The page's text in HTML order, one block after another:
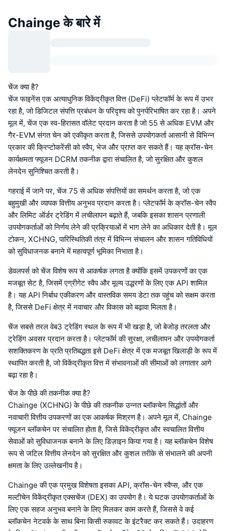
Chainge के बारे में
चेंज क्या है?
चेंज फाइनेंस एक अत्याधुनिक विकेंद्रीकृत वित्त (DeFi) प्लेटफॉर्म के रूप में उभर
रहा है, जो डिजिटल संपत्ति प्रबंधन के परिदृश्य को पुनर्परिभाषित कर रहा है। अपने
मूल में, चेंज एक स्व-हिरासत वॉलेट प्रदान करता है जो 55 से अधिक EVM और
गैर-EVM संगत चेन को एकीकृत करता है, जिससे उपयोगकर्ता आसानी से विभिन्न
प्रकार की क्रिप्टोकरेंसी को स्वैप, भेज और प्राप्त कर सकते हैं। यह क्रॉस-चेन
कार्यक्षमता फ्यूजन DCRM तकनीक द्वारा संचालित है, जो सुरक्षित और कुशल
लेनदेन सुनिश्चित करती है।
गहराई में जाने पर, चेंज 75 से अधिक संपत्तियों का समर्थन करता है, जो एक
बहुमुखी और व्यापक वित्तीय अनुभव प्रदान करता है। प्लेटफॉर्म के क्रॉस-चेन स्वैप
और लिमिट ऑर्डर ट्रेडिंग में लचीलापन बढ़ाते हैं, जबकि इसका शासन प्रणाली
उपयोगकर्ताओं को निर्णय लेने की प्रक्रियाओं में भाग लेने का अधिकार देती है। मूल
टोकन, XCHNG, पारिस्थितिकी तंत्र में विभिन्न संचालन और शासन गतिविधियों
को सुविधाजनक बनाने में महत्वपूर्ण भूमिका निभाता है।
डेवलपर्स को चेंज विशेष रूप से आकर्षक लगता है क्योंकि इसमें उपकरणों का एक
मजबूत सेट है, जिसमें एग्रीगेट स्वैप और मूल्य उद्धरणों के लिए एक API शामिल
है। यह API निर्बाध एकीकरण और वास्तविक समय डेटा तक पहुंच को सक्षम करता
है, जिससे DeFi क्षेत्र में नवाचार और विकास को बढ़ावा मिलता है।
चेंज सबसे तरल वेब3 ट्रेडिंग स्थल के रूप में भी खड़ा है, जो बेजोड़ तरलता और
ट्रेडिंग अवसर प्रदान करता है। प्लेटफॉर्म की सुरक्षा, लचीलापन और उपयोगकर्ता
सशक्तिकरण के प्रति प्रतिबद्धता इसे DeFi क्षेत्र में एक मजबूत खिलाड़ी के रूप में
स्थापित करती है, जो विकेंद्रीकृत वित्त में संभावनाओं की सीमाओं को लगातार आगे
बढ़ा रहा है।
चेंज के पीछे की तकनीक क्या है?
Chainge (XCHNG) के पीछे की तकनीक उन्नत ब्लॉकचेन सिद्धांतों और
नवाचारी वित्तीय उपकरणों का एक आकर्षक मिश्रण है। अपने मूल में, Chainge
फ्यूजन ब्लॉकचेन पर संचालित होता है, जिसे विकेंद्रीकृत और स्वचालित वित्तीय
सेवाओं को सुविधाजनक बनाने के लिए डिज़ाइन किया गया है। यह ब्लॉकचेन विशेष
रूप से जटिल वित्तीय लेनदेन को सुरक्षित और कुशल तरीके से संभालने की अपनी
क्षमता के लिए उल्लेखनीय है।
Chainge की एक प्रमुख विशेषता इसका API, क्रॉस-चेन स्वैप्स, और एक
मल्टीचेन विकेंद्रीकृत एक्सचेंज (DEX) का उपयोग है। ये घटक उपयोगकर्ताओं के
लिए एक सहज अनुभव बनाने के लिए मिलकर काम करते हैं, जिससे वे कई
ब्लॉकचेन नेटवर्क के साथ बिना किसी रुकावट के इंटरैक्ट कर सकते हैं। उदाहरण